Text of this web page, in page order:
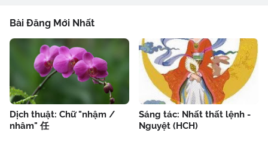
Bài Đăng Mới Nhất
Dịch thuật: Chữ "nhậm /
nhâm" 任
Sáng tác: Nhất thất lệnh -
Nguyệt (HCH)